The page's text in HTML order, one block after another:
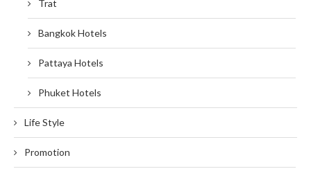
Trat
Bangkok Hotels
Pattaya Hotels
Phuket Hotels
Life Style
Promotion